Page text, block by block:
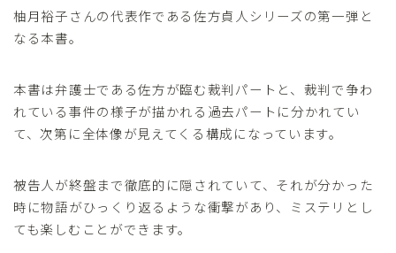
柚月裕子さんの代表作である佐方貞人シリーズの第一弾と
なる本書。
本書は弁護士である佐方が臨む裁判パートと、裁判で争わ
れている事件の様子が描かれる過去パートに分かれてい
て、次第に全体像が見えてくる構成になっています。
被告人が終盤まで徹底的に隠されていて、それが分かった
時に物語がひっくり返るような衝撃があり、ミステリとし
ても楽しむことができます。